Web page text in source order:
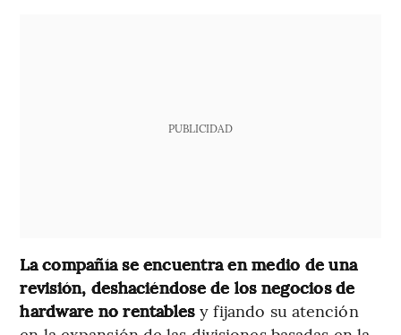
PUBLICIDAD
La compañía se encuentra en medio de una
revisión, deshaciéndose de los negocios de
hardware no rentablesy fijando su atención